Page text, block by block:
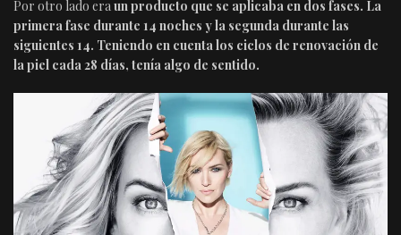
Por otro lado eraun producto que se aplicaba en dos fases. La
primera fase durante 14 noches y la segunda durante las
siguientes 14. Teniendo en cuenta los ciclos de renovación de
la piel cada 28 días, tenía algo de sentido.